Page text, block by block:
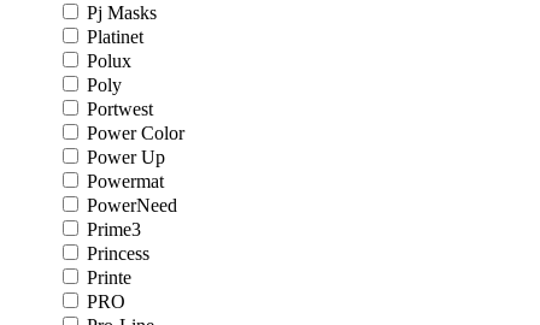
Pj Masks
Platinet
Polux
Poly
Portwest
Power Color
Power Up
Powermat
PowerNeed
Prime3
Princess
Printe
PRO